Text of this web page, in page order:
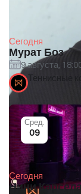
Сегодня
Мурат Боз
9 августа,
Теннисные
Сегодня
Нини
Сред.
09